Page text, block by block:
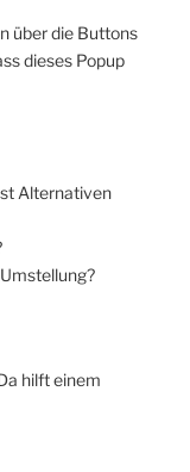
über die Buttons
dieses Popup
Alternativen
hilft einem